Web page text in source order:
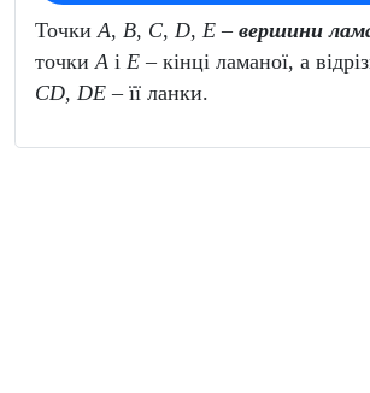
Точки A, B, C, D, E – вершини
точки A і E – кінці ламаної, а
CD, DE – її ланки.